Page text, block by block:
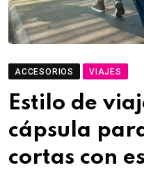
ACCESORIOS VIAJES
Estilo de
cápsula
cortas con